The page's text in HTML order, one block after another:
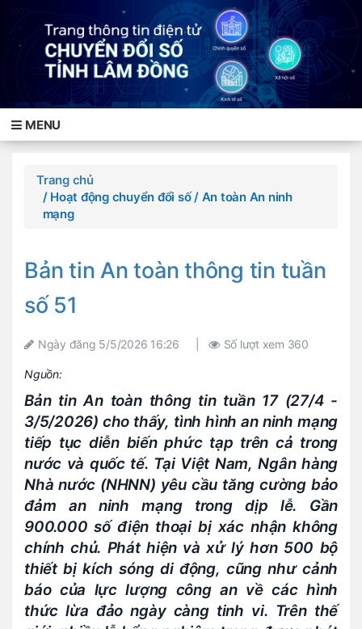
MENU
Trang chủ
/ Hoạt động chuyển đổi số/ An toàn An ninh
mạng
Bản tin An toàn thông tin tuần
số 51
Ngày đăng 5/5/2026 16:26 Số lượt xem 360
Nguồn:
Bản tin An toàn thông tin tuần 17 (27/4 -
3/5/2026) cho thấy, tình hình an ninh mạng
tiếp tục diễn biến phức tạp trên cả trong
nước và quốc tế. Tại Việt Nam, Ngân hàng
Nhà nước (NHNN) yêu cầu tăng cường bảo
đảm an ninh mạng trong dịp lễ. Gần
900.000 số điện thoại bị xác nhận không
chính chủ. Phát hiện và xử lý hơn 500 bộ
thiết bị kích sóng di động, cũng như cảnh
báo của lực lượng công an về các hình
thức lừa đảo ngày càng tinh vi. Trên thế